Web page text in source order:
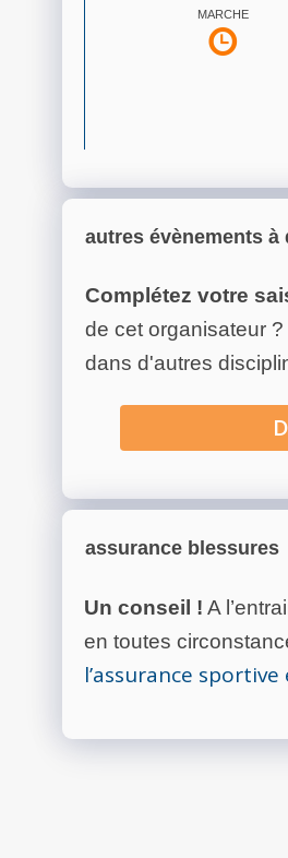
MARCHE
autres évènements à
Complétez votre
de cet organisateur
dans d'autres
assurance blessures
Un conseil ! A
en toutes
l’assurance